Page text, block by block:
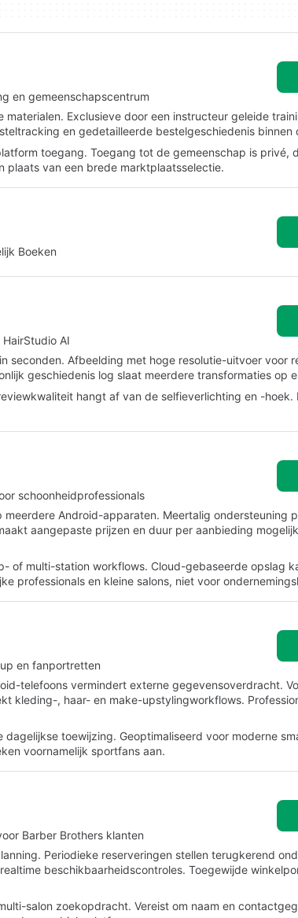
en gemeenschapscentrum
Exclusieve door een instructeur geleide
en gedetailleerde bestelgeschiedenis binnen
toegang. Toegang tot de gemeenschap is privé,
plaats van een brede marktplaatsselectie.
Boeken
AI
seconden. Afbeelding met hoge resolutie-uitvoer voor
geschiedenis log slaat meerdere transformaties op
hangt af van de selfieverlichting en -hoek.
schoonheidprofessionals
Android-apparaten. Meertalig ondersteuning
aangepaste prijzen en duur per aanbieding
of multi-station workflows. Cloud-gebaseerde opslag
professionals en kleine salons, niet voor
en fanportretten
telefoons vermindert externe gegevensoverdracht.
kleding-, haar- en make-upstylingworkflows.
toewijzing. Geoptimaliseerd voor moderne
voornamelijk sportfans aan.
Barber Brothers klanten
Periodieke reserveringen stellen terugkerend
beschikbaarheidscontroles. Toegewijde
salon zoekopdracht. Vereist om naam en